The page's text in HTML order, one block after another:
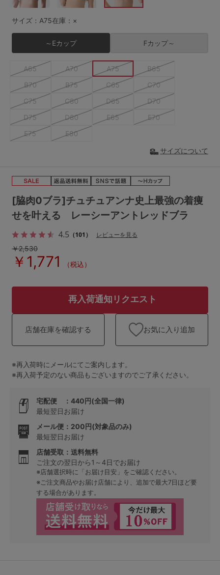
L LL
L-CD L-EF
LL-EF
サイズの表示を閉じる
4,000円～
セールアイテムから探す
セールアイテム
その他から探す
お気に入り
新着アイテム
WEB限定アイテム
[脇肉0ブラ]チュチュアンナ史上最強の着痩
せを叶える レーシーアントレッドブラ
4.5 （101）
レビューを見る
￥2,530
￥1,771 （税込）
サイズ：A75在庫：×
～Eカップ Fカップ～
A65 A70 A75
B65
B70
B75 C65
C70
C75
C80 D65
D70
D75
D80 E65
E70
E75
E80
サイズについて
再入荷通知リクエスト
店舗在庫を確認する お気に入り追加
※再入荷時にメールにてご案内します。
※再入荷予定のない商品もございますのでご了承ください。
宅配便 ：440円(全国一律)
最短翌日お届け
メール便：200円(対象品のみ)
最短翌日お届け
店舗受取：送料無料
ご注文の翌日から1～4日でお届け
※店舗選択時に「お届け目安」をご確認ください。
※ご注文商品やお届け店舗により、追加で最大7日ほど要
する場合があります。